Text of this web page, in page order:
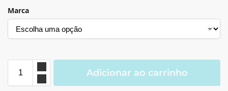
Marca
Adicionar ao carrinho